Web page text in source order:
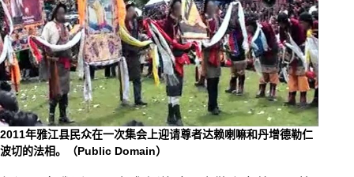
2011年雅江县民众在一次集会上迎请尊者达赖喇嘛和丹增德勒仁
波切的法相。（Public Domain）